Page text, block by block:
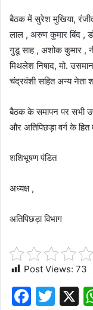
बैठक में सुरेश मुखिया,
लाल , अरुण कुमार बिंद ,
गुडू साह , अशोक कुमार ,
मिथलेश निषाद, मो.
चंद्रवंशी सहित अन्य नेता
बैठक के समापन पर सभी
और अतिपिछड़ा वर्ग के
शशिभूषण पंडित
अध्यक्ष ,
अतिपिछड़ा विभाग
Post Views: 73
F
T
X